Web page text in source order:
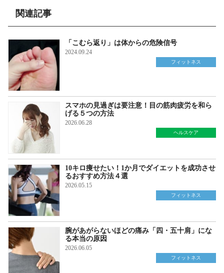
関連記事
「こむら返り」は体からの危険信号
2024.09.24
フィットネス
スマホの見過ぎは要注意！目の筋肉疲労を和ら
げる５つの方法
2026.06.28
ヘルスケア
10キロ痩せたい！1か月でダイエットを成功させ
るおすすめ方法４選
2026.05.15
フィットネス
腕があがらないほどの痛み「四・五十肩」にな
る本当の原因
2026.06.05
フィットネス